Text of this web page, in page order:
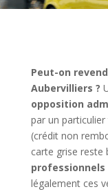
Peut-on
Aubervilliers ?
opposition
par un
(crédit non
carte grise reste
légalement ces